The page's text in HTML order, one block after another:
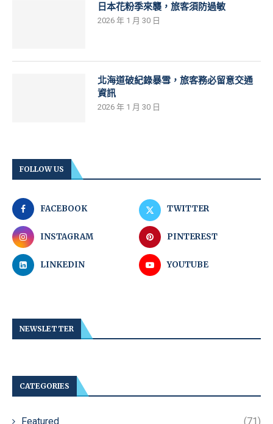
日本花粉季來襲，旅客須防過敏
2026 年 1 月 30 日
北海道破紀錄暴雪，旅客務必留意交通
資訊
2026 年 1 月 30 日
FOLLOW US
FACEBOOK TWITTER
INSTAGRAM PINTEREST
LINKEDIN YOUTUBE
NEWSLETTER
CATEGORIES
Featured (71)